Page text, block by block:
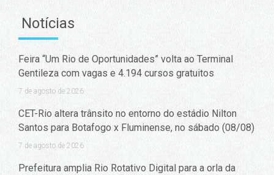
Notícias
Feira “Um Rio de Oportunidades” volta ao Terminal
Gentileza com vagas e 4.194 cursos gratuitos
7 de agosto de 2026
CET-Rio altera trânsito no entorno do estádio Nilton
Santos para Botafogo x Fluminense, no sábado (08/08)
7 de agosto de 2026
Prefeitura amplia Rio Rotativo Digital para a orla da